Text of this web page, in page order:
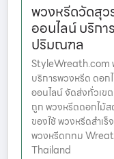
พวงหรีดวัดสุ
ออนไลน์ บริกา
ปริมณฑล
StyleWreath.com
บริการพวงหรีด ดอ
ออนไลน์ จัดส่งทั่วเข
ถูก พวงหรีดดอกไม้
ของใช้ พวงหรีดสำเ
พวงหรีดกทม
Thailand